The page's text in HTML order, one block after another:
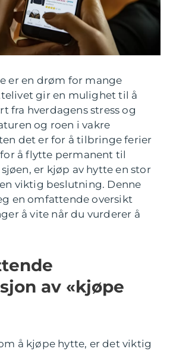
er en drøm for mange
gir en mulighet til å
fra hverdagens stress og
og roen i vakre
det er for å tilbringe ferier
å flytte permanent til
er kjøp av hytte en stor
viktig beslutning. Denne
en omfattende oversikt
å vite når du vurderer å
av «kjøpe
å kjøpe hytte, er det viktig